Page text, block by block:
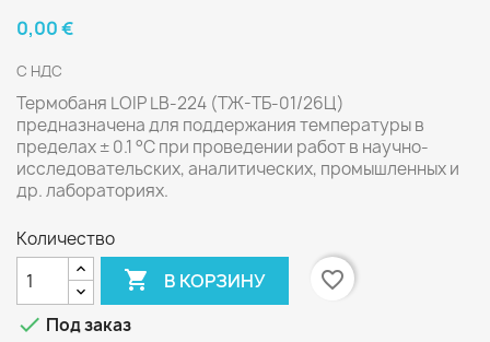
0,00 €
С НДС
Термобаня LOIP LB-224 (ТЖ-ТБ-01/26Ц)
предназначена для поддержания температуры в
пределах ± 0.1 °С при проведении работ в научно-
исследовательских, аналитических, промышленных и
др. лабораториях.
Количество
 В КОРЗИНУ
favorite_border
 Под заказ